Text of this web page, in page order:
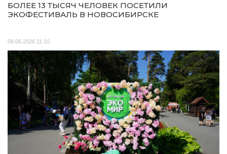
БОЛЕЕ 13 ТЫСЯЧ ЧЕЛОВЕК ПОСЕТИЛИ
ЭКОФЕСТИВАЛЬ В НОВОСИБИРСКЕ
08.06.2026 11:10